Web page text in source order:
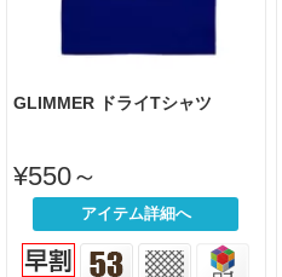
GLIMMER ドライTシャツ
¥550～
アイテム詳細へ